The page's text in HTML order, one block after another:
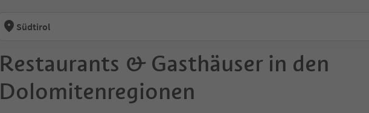
Südtirol
Restaurants & Gasthäuser in den
Dolomitenregionen